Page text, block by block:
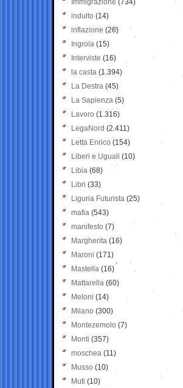
Immigrazione (734)
indulto (14)
inflazione (26)
Ingroia (15)
Interviste (16)
la casta (1.394)
La Destra (45)
La Sapienza (5)
Lavoro (1.316)
LegaNord (2.411)
Letta Enrico (154)
Liberi e Uguali (10)
Libia (68)
Libri (33)
Liguria Futurista (25)
mafia (543)
manifesto (7)
Margherita (16)
Maroni (171)
Mastella (16)
Mattarella (60)
Meloni (14)
Milano (300)
Montezemolo (7)
Monti (357)
moschea (11)
Musso (10)
Muti (10)